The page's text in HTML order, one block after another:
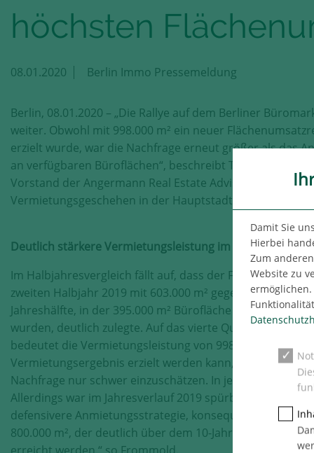
höchsten
08.01.2020 Berlin Immo Pressemeldung
Berlin, 08.01.2020 – „Die Rallye auf dem Berliner
weiter. Obwohl mit 998.000 m² ein neuer
erzielt wurde, war die Nachfrage erneut größer als das
an verfügbaren Büroflächen“, beschreibt Tibor Frommold,
Vorstand der Angermann Real Estate Advisory AG, das
Vermietungsgeschehen in der Hauptstadt 2019.
Deutlich stärkere Vermietungsleistung im zweiten
Im Halbjahresvergleich fällt auf, dass der Flächenumsatz
zweiten Halbjahr 2019 mit 603.000 m² gegenüber der
Jahreshälfte, in der 395.000 m² Bürofläche neu vermietet
wurden, deutlich zulegte. Auf das vierte Quartal entfallen
bedeutet die Vermietungsleistung von 998.000 m² ein
Vermietungsergebnis erzielt werden kann, ist aufgrund
Nachfrage nur schwer einzuschätzen. In jedem Fall sind
Allerdings war im Jahresverlauf 2019 spürbar, dass nicht
defensivere Anmietungsstrategie, konsequent
800.000 m², der deutlich über dem 10-Jahres-
Damit Sie
Hierbei
Zum
Website zu